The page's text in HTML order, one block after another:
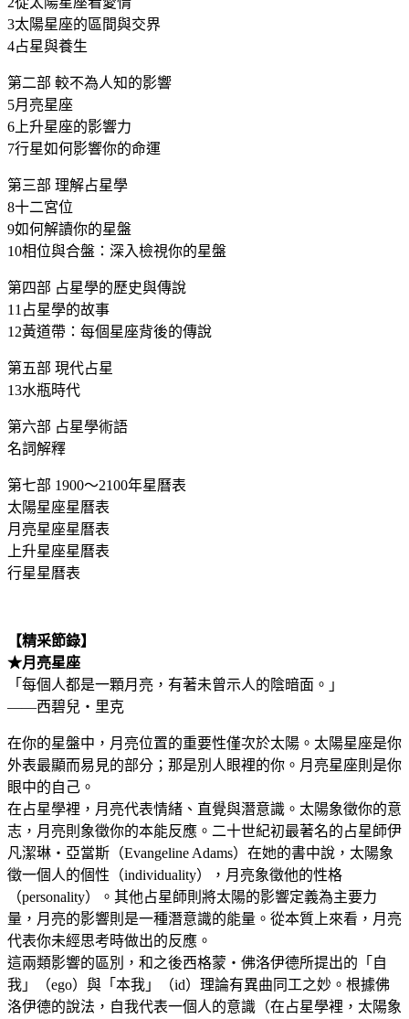
3太陽星座的區間與交界
4占星與養生
第二部 較不為人知的影響
5月亮星座
6上升星座的影響力
7行星如何影響你的命運
第三部 理解占星學
8十二宮位
9如何解讀你的星盤
10相位與合盤：深入檢視你的星盤
第四部 占星學的歷史與傳說
11占星學的故事
12黃道帶：每個星座背後的傳說
第五部 現代占星
13水瓶時代
第六部 占星學術語
名詞解釋
第七部 1900～2100年星曆表
太陽星座星曆表
月亮星座星曆表
上升星座星曆表
行星星曆表
【精采節錄】
★月亮星座
「每個人都是一顆月亮，有著未曾示人的陰暗面。」
——西碧兒‧里克
在你的星盤中，月亮位置的重要性僅次於太陽。太陽星座是你
外表最顯而易見的部分；那是別人眼裡的你。月亮星座則是你
眼中的自己。
在占星學裡，月亮代表情緒、直覺與潛意識。太陽象徵你的意
志，月亮則象徵你的本能反應。二十世紀初最著名的占星師伊
凡潔琳‧亞當斯（Evangeline Adams）在她的書中說，太陽象
徵一個人的個性（individuality），月亮象徵他的性格
（personality）。其他占星師則將太陽的影響定義為主要力
量，月亮的影響則是一種潛意識的能量。從本質上來看，月亮
代表你未經思考時做出的反應。
這兩類影響的區別，和之後西格蒙‧佛洛伊德所提出的「自
我」（ego）與「本我」（id）理論有異曲同工之妙。根據佛
洛伊德的說法，自我代表一個人的意識（在占星學裡，太陽象